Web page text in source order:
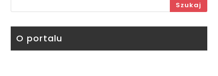
Szukaj
O portalu